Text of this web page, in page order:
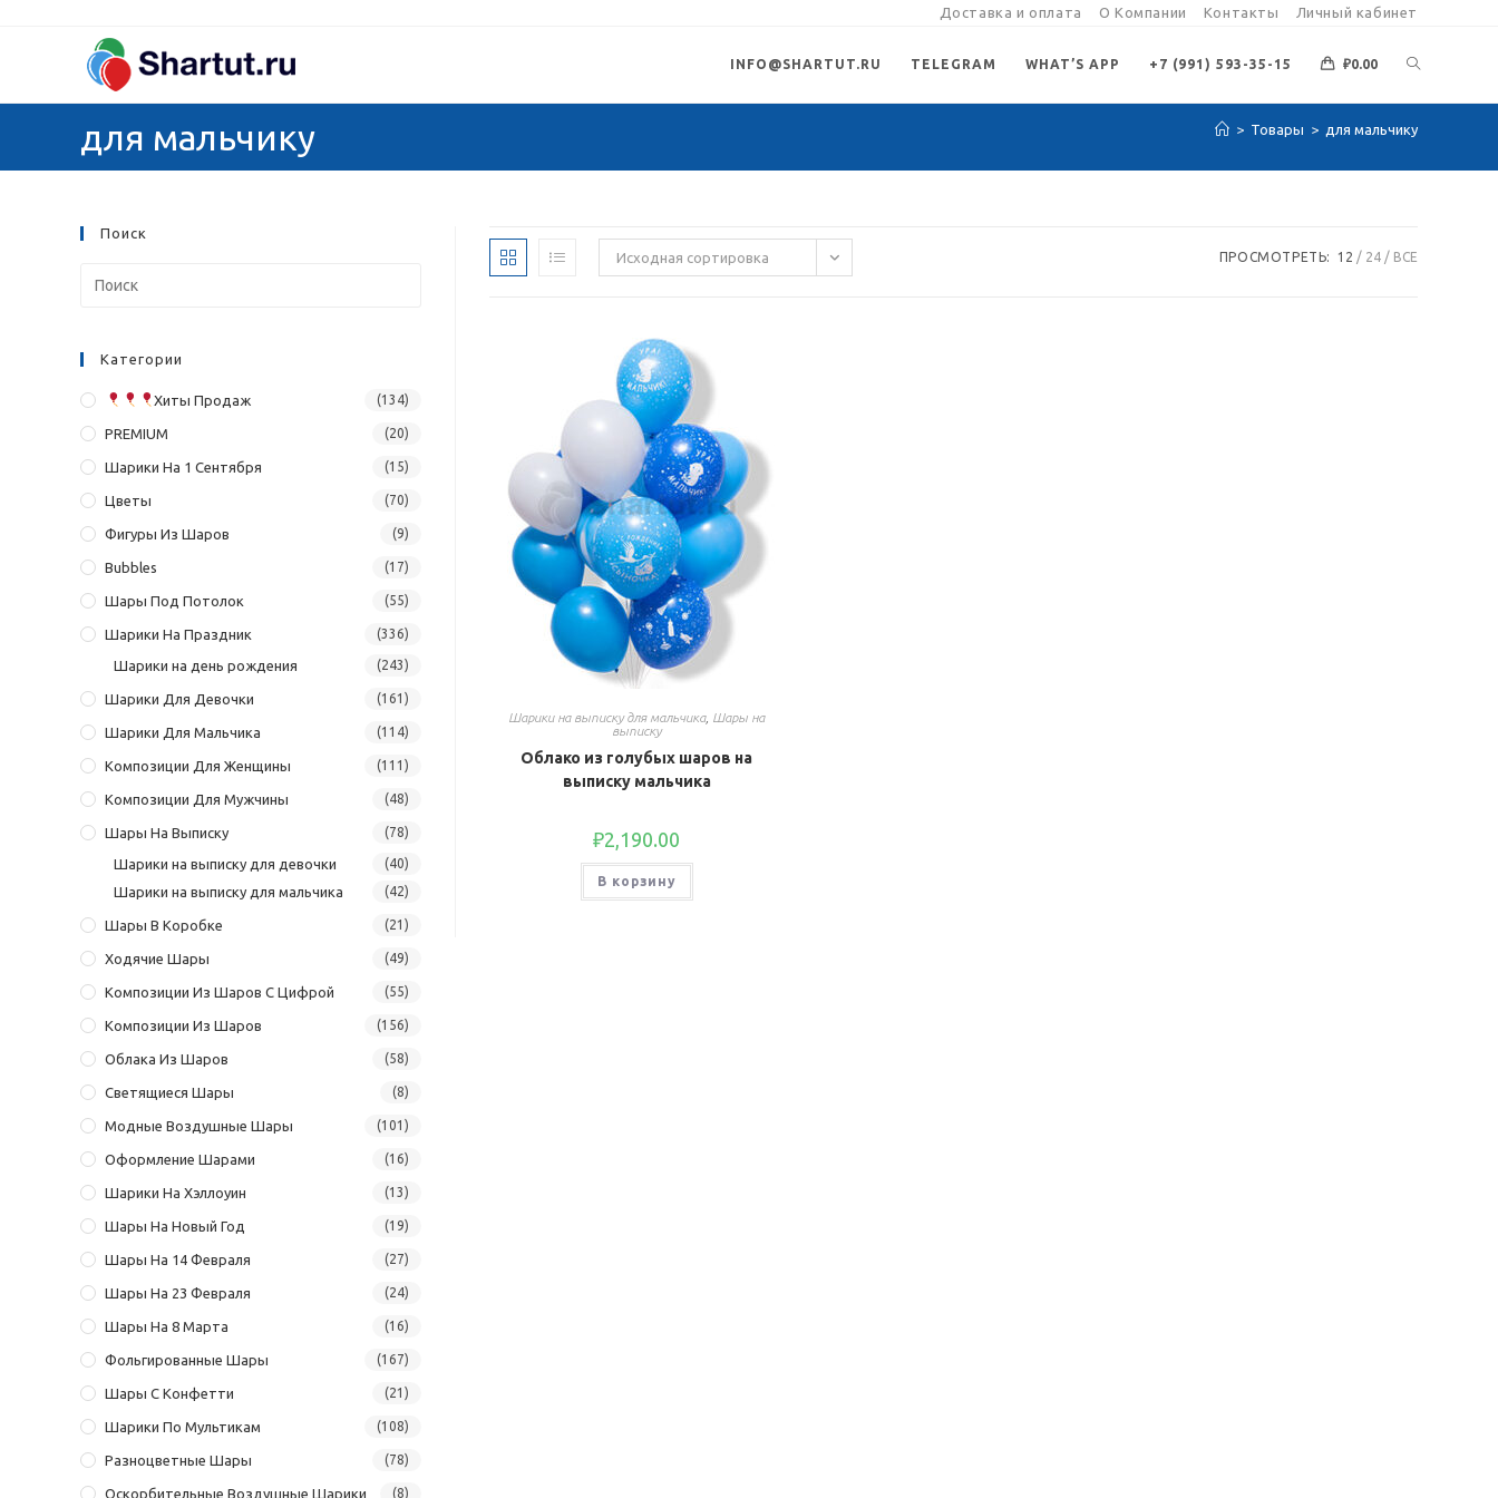
содержимому
Доставка и оплата О Компании Контакты Личный кабинет
INFO@SHARTUT.RU TELEGRAM WHAT’S APP +7 (991) 593-35-15 ₽0.00
ПОИСК
для мальчику > Товары > для мальчику
Исходная сортировка ПРОСМОТРЕТЬ: 12 24 ВСЕ
Шарики на выписку для мальчика, Шары на
выписку
Облако из голубых шаров на
выписку мальчика
₽2,190.00
В корзину
Поиск
Категории
Хиты Продаж (134)
PREMIUM (20)
Шарики На 1 Сентября (15)
Цветы (70)
Фигуры Из Шаров (9)
Bubbles (17)
Шары Под Потолок (55)
Шарики На Праздник (336)
Шарики на день рождения (243)
Шарики Для Девочки (161)
Шарики Для Мальчика (114)
Композиции Для Женщины (111)
Композиции Для Мужчины (48)
Шары На Выписку (78)
Шарики на выписку для девочки (40)
Шарики на выписку для мальчика (42)
Шары В Коробке (21)
Ходячие Шары (49)
Композиции Из Шаров С Цифрой (55)
Композиции Из Шаров (156)
Облака Из Шаров (58)
Светящиеся Шары (8)
Модные Воздушные Шары (101)
Оформление Шарами (16)
Шарики На Хэллоуин (13)
Шары На Новый Год (19)
Шары На 14 Февраля (27)
Шары На 23 Февраля (24)
Шары На 8 Марта (16)
Фольгированные Шары (167)
Шары С Конфетти (21)
Шарики По Мультикам (108)
Разноцветные Шары (78)
Оскорбительные Воздушные Шарики (8)